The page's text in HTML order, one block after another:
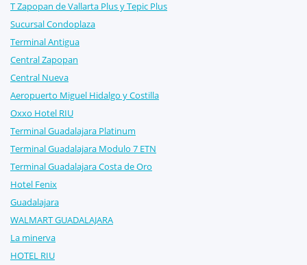
T Zapopan de Vallarta Plus y Tepic Plus
Sucursal Condoplaza
Terminal Antigua
Central Zapopan
Central Nueva
Aeropuerto Miguel Hidalgo y Costilla
Oxxo Hotel RIU
Terminal Guadalajara Platinum
Terminal Guadalajara Modulo 7 ETN
Terminal Guadalajara Costa de Oro
Hotel Fenix
Guadalajara
WALMART GUADALAJARA
La minerva
HOTEL RIU